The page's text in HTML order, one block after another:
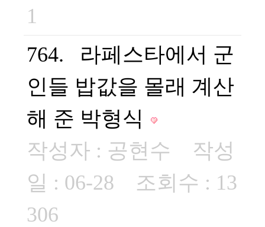
1
764. 라페스타에서 군
인들 밥값을 몰래 계산
해 준 박형식
작성자 : 공현수 작성
일 : 06-28 조회수 : 13
306